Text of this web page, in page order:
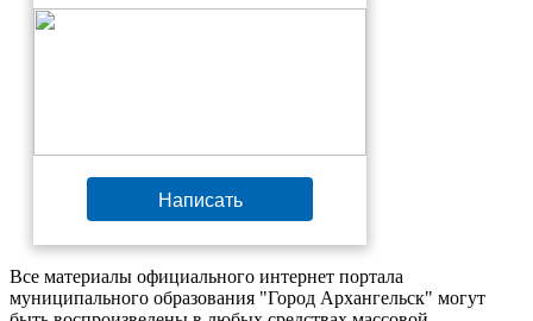
Написать
Все материалы официального интернет портала
муниципального образования "Город Архангельск" могут